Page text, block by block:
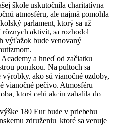
škole uskutočnila charitatívna
atmosféru, ale najmä pomohla
parlament, ktorý sa už
aktivít, sa rozhodol
výťažok bude venovaný
a hneď od začiatku
ponukou. Na pultoch sa
ako sú vianočné ozdoby,
vianočné pečivo. Atmosféru
ktorá celú akciu zabalila do
180 Eur bude v priebehu
združeniu, ktoré sa venuje